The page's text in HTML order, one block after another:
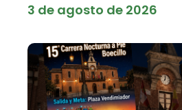
3 de agosto de 2026